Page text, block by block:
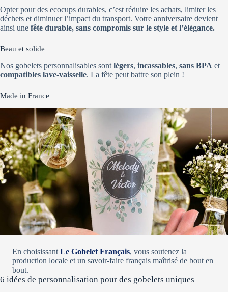
Opter pour des ecocups durables, c’est réduire les achats, limiter les
déchets et diminuer l’impact du transport. Votre anniversaire devient
ainsi une fête durable, sans compromis sur le style et l’élégance.
Beau et solide
Nos gobelets personnalisables sont légers, incassables, sans BPA et
compatibles lave-vaisselle. La fête peut battre son plein !
Made in France
En choisissant Le Gobelet Français, vous soutenez la
production locale et un savoir-faire français maîtrisé de bout en
bout.
6 idées de personnalisation pour des gobelets uniques